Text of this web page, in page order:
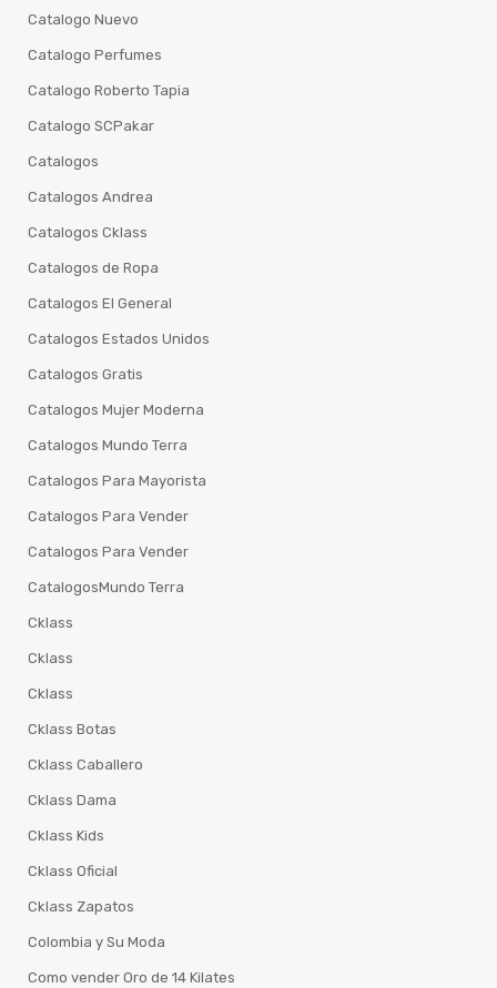
Catalogo Nuevo
Catalogo Perfumes
Catalogo Roberto Tapia
Catalogo SCPakar
Catalogos
Catalogos Andrea
Catalogos Cklass
Catalogos de Ropa
Catalogos El General
Catalogos Estados Unidos
Catalogos Gratis
Catalogos Mujer Moderna
Catalogos Mundo Terra
Catalogos Para Mayorista
Catalogos Para Vender
Catalogos Para Vender
CatalogosMundo Terra
Cklass
Cklass
Cklass
Cklass Botas
Cklass Caballero
Cklass Dama
Cklass Kids
Cklass Oficial
Cklass Zapatos
Colombia y Su Moda
Como vender Oro de 14 Kilates